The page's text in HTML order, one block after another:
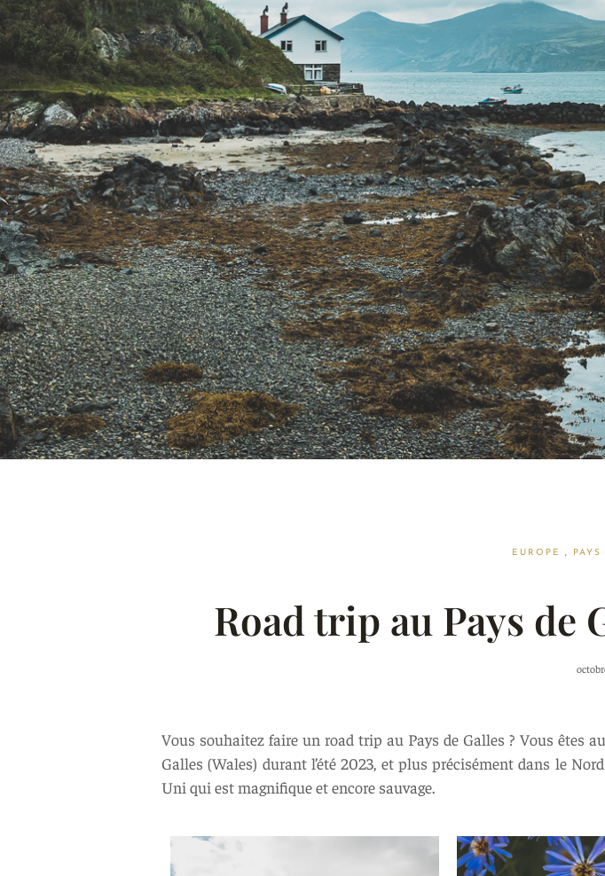
EUROPE ,
Road trip au Pays de
Vous souhaitez faire un road trip au Pays de Galles ? Vous êtes
Galles (Wales) durant l’été 2023, et plus précisément dans le
Uni qui est magnifique et encore sauvage.